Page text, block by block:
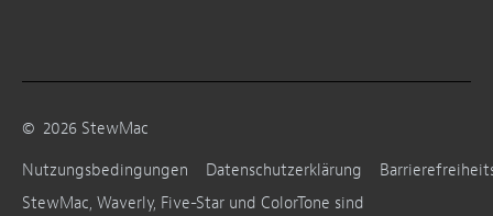
© 2026 StewMac
Nutzungsbedingungen
Datenschutzerklärung
StewMac, Waverly, Five-Star und ColorTone sind